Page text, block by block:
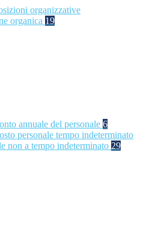
organizzative
organica 19
annuale del personale 6
personale tempo indeterminato
non a tempo indeterminato 29